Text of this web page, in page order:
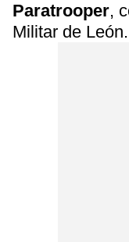
Paratrooper,
Militar de León.